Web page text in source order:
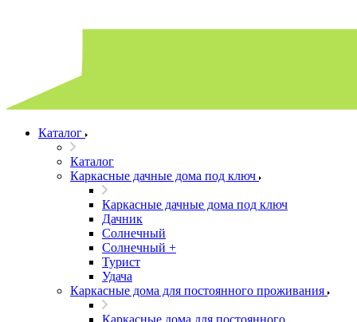
Каталог
Каталог
Каркасные дачные дома под ключ
Каркасные дачные дома под ключ
Дачник
Солнечный
Солнечный +
Турист
Удача
Каркасные дома для постоянного проживания
Каркасные дома для постоянного